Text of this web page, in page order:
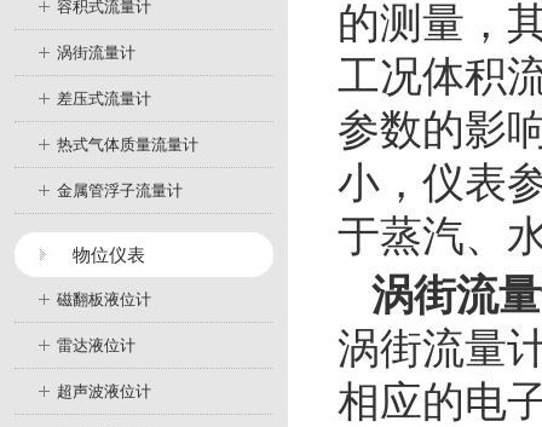
容积式流量计
涡街流量计
差压式流量计
热式气体质量流量计
金属管浮子流量计
物位仪表
磁翻板液位计
雷达液位计
超声波液位计
的测量，
工况体积
参数的影
小，仪表
于蒸汽、
涡街流
涡街流量
相应的电